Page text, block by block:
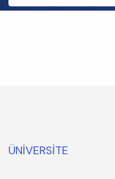
ÜNİVERSİTE